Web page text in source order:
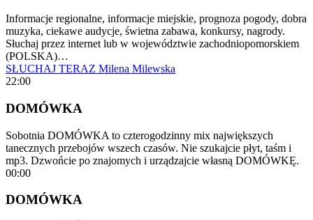
Informacje regionalne, informacje miejskie, prognoza pogody, dobra
muzyka, ciekawe audycje, świetna zabawa, konkursy, nagrody.
Słuchaj przez internet lub w województwie zachodniopomorskiem
(POLSKA)…
SŁUCHAJ TERAZ Milena Milewska
22:00
DOMÓWKA
Sobotnia DOMÓWKA to czterogodzinny mix największych
tanecznych przebojów wszech czasów. Nie szukajcie płyt, taśm i
mp3. Dzwońcie po znajomych i urządzajcie własną DOMÓWKĘ.
00:00
DOMÓWKA